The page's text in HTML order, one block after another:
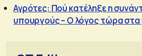
Αγρότες: Πού κατέληξε η
υπουργούς – Ο λόγος τώρα στα